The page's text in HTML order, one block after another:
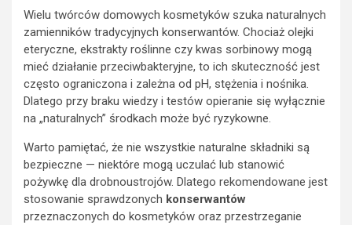
Wielu twórców domowych kosmetyków szuka naturalnych
zamienników tradycyjnych konserwantów. Chociaż olejki
eteryczne, ekstrakty roślinne czy kwas sorbinowy mogą
mieć działanie przeciwbakteryjne, to ich skuteczność jest
często ograniczona i zależna od pH, stężenia i nośnika.
Dlatego przy braku wiedzy i testów opieranie się wyłącznie
na „naturalnych” środkach może być ryzykowne.
Warto pamiętać, że nie wszystkie naturalne składniki są
bezpieczne — niektóre mogą uczulać lub stanowić
pożywkę dla drobnoustrojów. Dlatego rekomendowane jest
stosowanie sprawdzonych konserwantów
przeznaczonych do kosmetyków oraz przestrzeganie